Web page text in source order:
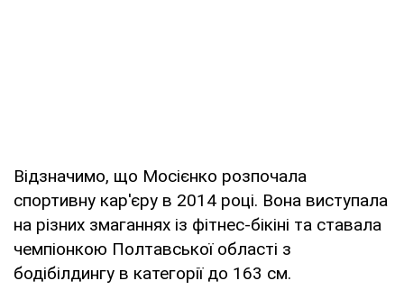
Відзначимо, що Мосієнко розпочала
спортивну кар'єру в 2014 році. Вона виступала
на різних змаганнях із фітнес-бікіні та ставала
чемпіонкою Полтавської області з
бодібілдингу в категорії до 163 см.